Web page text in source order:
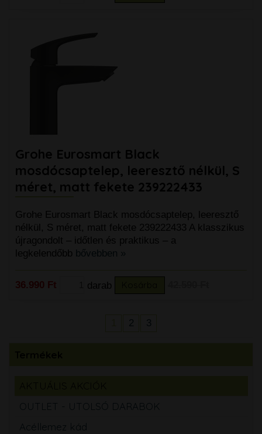
Grohe Eurosmart Black
mosdócsaptelep, leeresztő nélkül, S
méret, matt fekete 239222433
Grohe Eurosmart Black mosdócsaptelep, leeresztő
nélkül, S méret, matt fekete 239222433 A klasszikus
újragondolt – időtlen és praktikus – a
legkelendőbb bővebben »
36.990 Ft darab
2 3
OUTLET - UTOLSÓ DARABOK
Acéllemez kád